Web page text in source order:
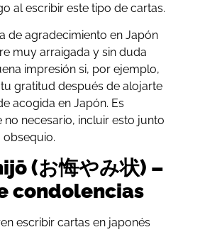
al escribir este tipo de cartas.
de agradecimiento en Japón
muy arraigada y sin duda
impresión si, por ejemplo,
gratitud después de alojarte
acogida en Japón. Es
no necesario, incluir esto junto
(お悔やみ状) –
condolencias
escribir cartas en japonés